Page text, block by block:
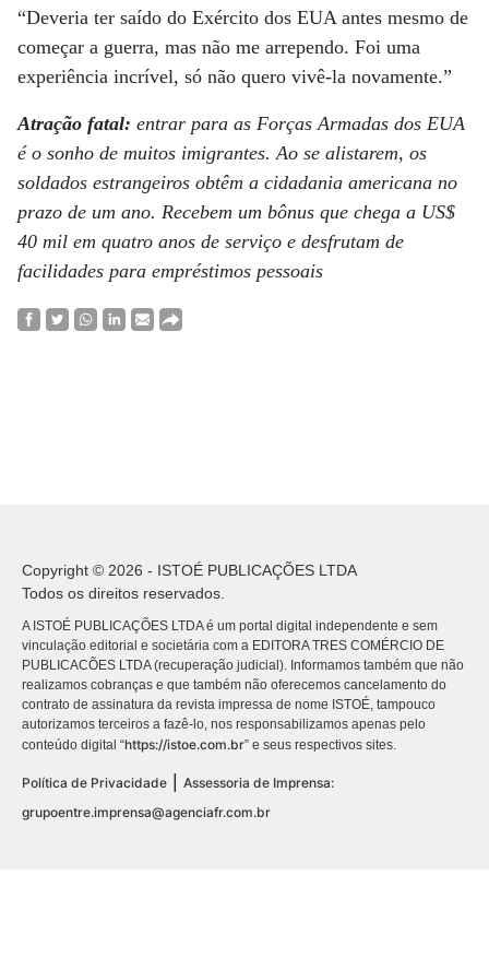
“Deveria ter saído do Exército dos EUA antes mesmo de
começar a guerra, mas não me arrependo. Foi uma
experiência incrível, só não quero vivê-la novamente.”
Atração fatal: entrar para as Forças Armadas dos EUA
é o sonho de muitos imigrantes. Ao se alistarem, os
soldados estrangeiros obtêm a cidadania americana no
prazo de um ano. Recebem um bônus que chega a US$
40 mil em quatro anos de serviço e desfrutam de
facilidades para empréstimos pessoais
Copyright © 2026 - ISTOÉ PUBLICAÇÕES LTDA
Todos os direitos reservados.
A ISTOÉ PUBLICAÇÕES LTDA é um portal digital independente e sem
vinculação editorial e societária com a EDITORA TRES COMÉRCIO DE
PUBLICACÕES LTDA (recuperação judicial). Informamos também que não
realizamos cobranças e que também não oferecemos cancelamento do
contrato de assinatura da revista impressa de nome ISTOÉ, tampouco
autorizamos terceiros a fazê-lo, nos responsabilizamos apenas pelo
conteúdo digital “https://istoe.com.br” e seus respectivos sites.
Política de Privacidade
Assessoria de Imprensa:
grupoentre.imprensa@agenciafr.com.br